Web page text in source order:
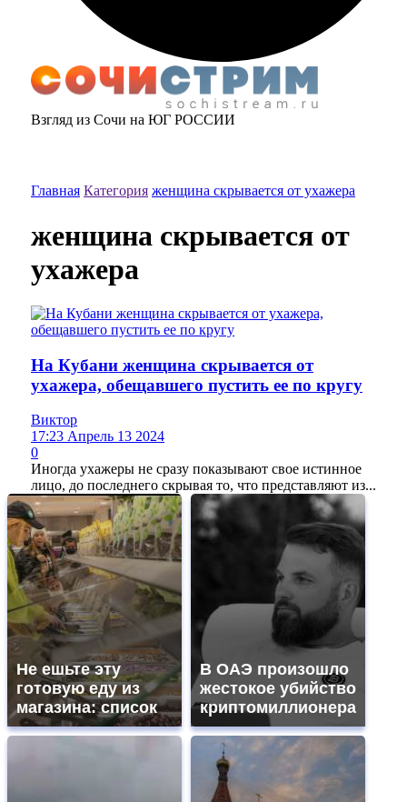
Взгляд из Сочи на ЮГ РОССИИ
Главная Категория женщина скрывается от ухажера
женщина скрывается от
ухажера
На Кубани женщина скрывается от
ухажера, обещавшего пустить ее по кругу
Виктор
17:23 Апрель 13 2024
0
Иногда ухажеры не сразу показывают свое истинное
лицо, до последнего скрывая то, что представляют из...
Не ешьте эту
готовую еду из
магазина: список
В ОАЭ произошло
жестокое убийство
криптомиллионера